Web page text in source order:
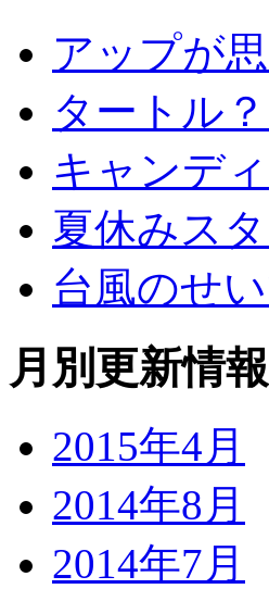
アップが
タートル
キャンディ
夏休みス
台風のせ
月別更新情報
2015年4月
2014年8月
2014年7月